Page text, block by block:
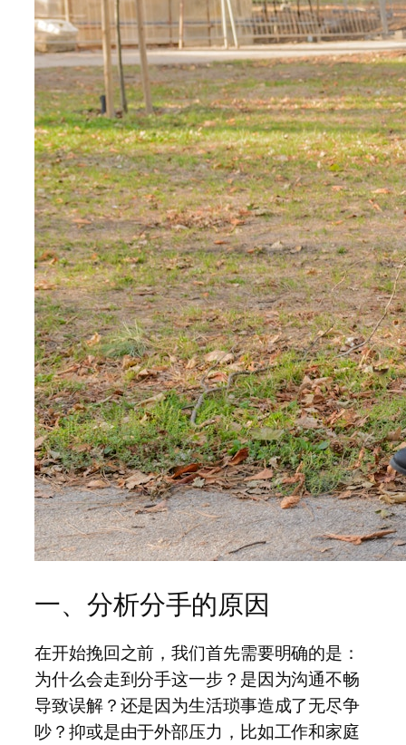
一、分析分手的原因
在开始挽回之前，我们首先需要明确的是：
为什么会走到分手这一步？是因为沟通不畅
导致误解？还是因为生活琐事造成了无尽争
吵？抑或是由于外部压力，比如工作和家庭